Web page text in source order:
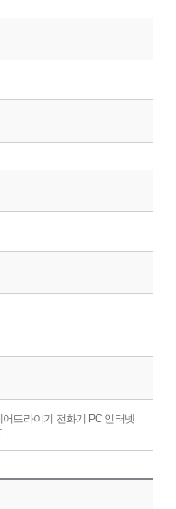
드라이기 전화기 PC 인터넷